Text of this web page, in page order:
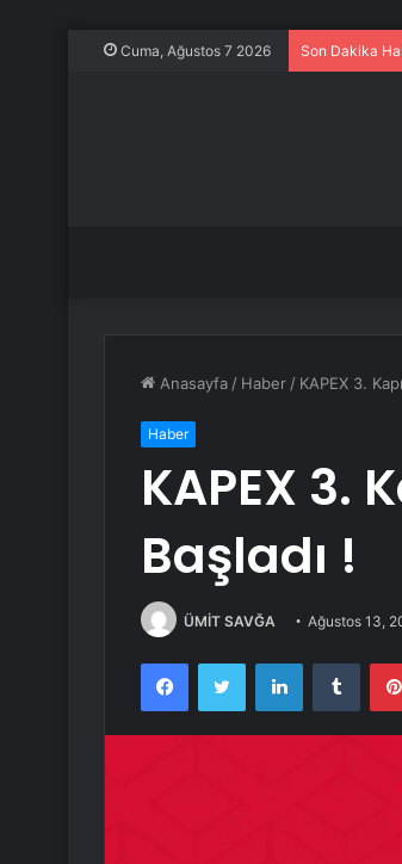
Cuma, Ağustos 7 2026 Son Dakika
Anasayfa / Haber / KAPEX 3.
Haber
KAPEX 3.
Başladı !
ÜMİT SAVĞA Ağustos 13,
FacebookTwitter LinkedIn